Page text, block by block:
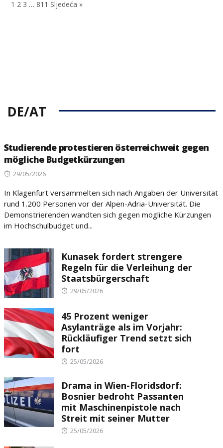
1 2 3 … 811 Sljedeća »
DE/AT
Studierende protestieren österreichweit gegen
mögliche Budgetkürzungen
Posted
29/05/2026
In Klagenfurt versammelten sich nach Angaben der Universität
rund 1.200 Personen vor der Alpen-Adria-Universität. Die
Demonstrierenden wandten sich gegen mögliche Kürzungen
im Hochschulbudget und...
Kunasek fordert strengere
Regeln für die Verleihung der
Staatsbürgerschaft
Posted
29/05/2026
45 Prozent weniger
Asylanträge als im Vorjahr:
Rückläufiger Trend setzt sich
fort
Posted
25/05/2026
Drama in Wien-Floridsdorf:
Bosnier bedroht Passanten
mit Maschinenpistole nach
Streit mit seiner Mutter
Posted
25/05/2026